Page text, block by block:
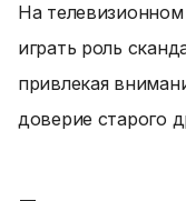
На
играть роль
привлекая
доверие старого